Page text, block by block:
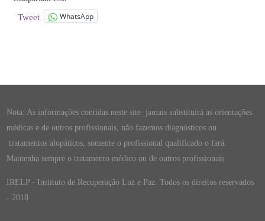
Tweet WhatsApp
Nota: As informações contidas neste site jamais substituirá as orientações
médicas e de outros profissionais, não fazemos diagnósticos ou
tratamentos alopáticos, somente o profissional qualificado o fará.
Mantenha sempre o tratamento médico ou de outros profissionais
IRELP - Instituto de Recuperação Luz e Paz. Todos os direitos reservados
- 2018